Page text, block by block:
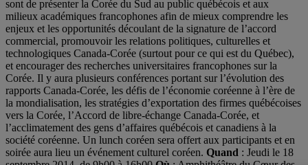
sont de présenter la Corée du Sud au public québécois et aux
milieux académiques francophones afin de mieux comprendre les
enjeux et les opportunités découlant de la signature de l’accord
commercial, promouvoir les relations politiques, culturelles et
technologiques Canada-Corée (surtout pour ce qui est du Québec),
et encourager des recherches universitaires francophones sur la
Corée. Il y aura plusieurs conférences portant sur l’évolution des
rapports Canada-Corée, les défis de l’économie coréenne à l’ère de
la mondialisation, les stratégies d’exportation des firmes québécoises
vers la Corée, l’Accord de libre-échange Canada-Corée, et
l’acclimatement des gens d’affaires québécois et canadiens à la
société coréenne. Un lunch coréen sera offert aux participants et en
soirée aura lieu un événement culturel coréen. Quand : Jeudi le 18